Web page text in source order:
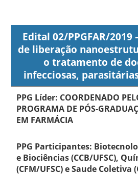
Edital 02/PPGFAR/2019
de liberação
o tratamento de
infecciosas,
PPG Líder: COORDENADO
PROGRAMA DE PÓS-
EM FARMÁCIA
PPG Participantes:
e Biociências (CCB/UFSC),
(CFM/UFSC) e Saude Coletiva